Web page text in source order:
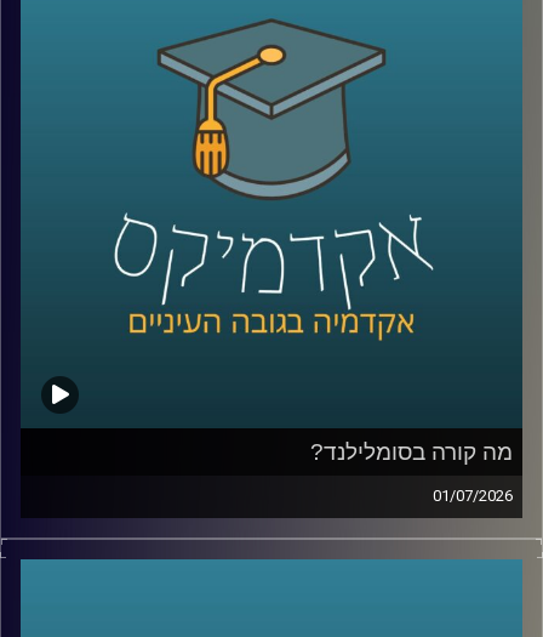
רדאר, וארטיק שנולד כשילד שכח בחוץ כוס עם משקה ומקל
ערבוב בלילה קר.
על פניו, כל אלה נשמעים כמו מזל. אבל אולי זו רק חצי
מהתמונה. כי הרבה אנשים נתקלים בטעויות, בכישלונות
ובדברים לא צפויים, והשאלה היא מי יודע לעצור, להסתכל
עליהם אחרת, ולהפוך אותם לפריצת דרך.
האורח שלנו היום הוא מוטי שטנר, יזם סדרתי, משקיע ומרצה
באוניברסיטת רייכמן. יחד עם אחיו, פרופ׳ אורי שטנר, הוא כתב
את הספר “איך להיות מדען דיסרפטיבי”, שמנסה לשאול האם
פריצות דרך הן באמת עניין של גאונות ומזל, או שאפשר לפתח
צורת חשיבה, ואולי אפילו שיטה, שמגדילה את הסיכוי לזהות
שאלות גדולות, לערער על הנחות יסוד ולפרוץ את גבולות הידע
בפרק הזה נדבר על הדרך שבה נולדות תגליות, על מה שמדע
יכול ללמוד מהייטק, על ההבדל בין חשיבה נועזת לחשיבה לא
מבוססת, ועל השאלה האם אפשר ללמד אנשים לחשוב בצורה
קרדיט תמונות:AudioVersity
מה קורה בסומלילנד?
01/07/2026
יש בעולם מדינה עם כ-6 מיליון תושבים, ממשלה, מטבע, צבא,
דרכונים ובחירות דמוקרטיות. היא יציבה יותר מחלק מהמדינות